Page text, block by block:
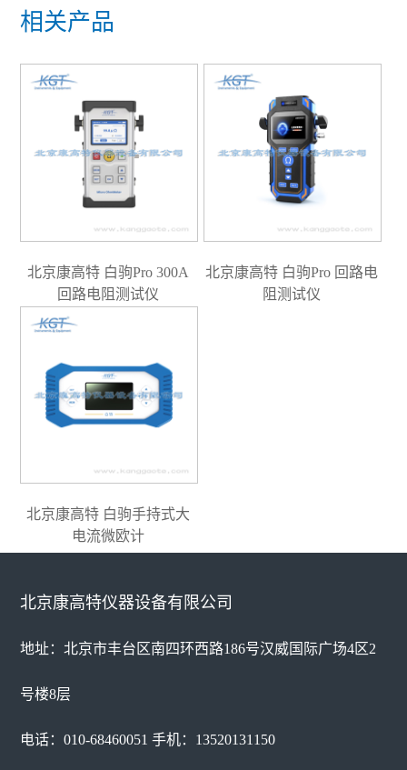
相关产品
北京康高特 白驹Pro 300A
回路电阻测试仪
北京康高特 白驹Pro 回路电
阻测试仪
北京康高特 白驹手持式大
电流微欧计
北京康高特仪器设备有限公司
地址：北京市丰台区南四环西路186号汉威国际广场4区2
号楼8层
电话：010-68460051 手机：13520131150